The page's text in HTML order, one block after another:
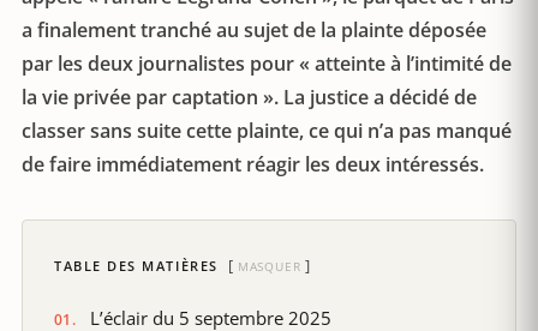
a finalement tranché au sujet de la plainte déposée
par les deux journalistes pour « atteinte à l’intimité de
la vie privée par captation ». La justice a décidé de
classer sans suite cette plainte, ce qui n’a pas manqué
de faire immédiatement réagir les deux intéressés.
TABLE DES MATIÈRES MASQUER
L’éclair du 5 septembre 2025